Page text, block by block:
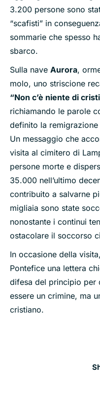
3.200 persone sono
“scafisti” in
sommarie che spesso
sbarco.
Sulla nave Aurora,
molo, uno striscione
“Non c’è niente di
richiamando le parole
definito la remigrazione
Un messaggio che
visita al cimitero di
persone morte e
35.000 nell’ultimo
contribuito a salvarne
migliaia sono state
nonostante i continui
ostacolare il soccorso
In occasione della
Pontefice una lettera
difesa del principio per
essere un crimine, ma
cristiano.